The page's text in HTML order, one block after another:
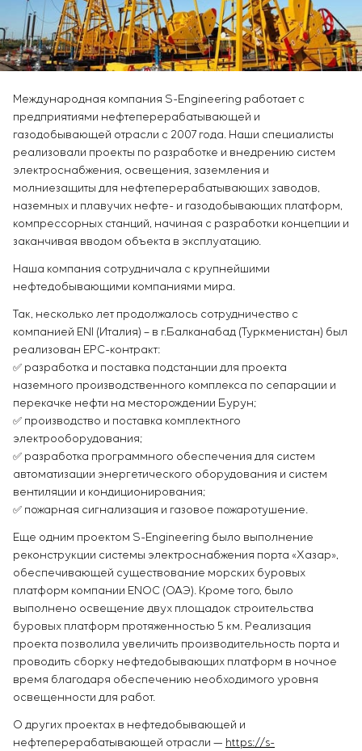
заказчика
Сервисное обслуживание
Управление проектами
Аутсорсинг
Консалтинговые услуги
Индивидуальная разработка и испытания
щитового оборудования
Разработка математических моделей объектов
управления
Разработка специальных алгоритмов
Разработка систем управления
Энергоаудит
Инфраструктура
Химическая промышленность
Цементная промышленность
Вакансии
Стажировка
Ветеранам
КОНТАКТЫ
Международная компания S-Engineering работает с
предприятиями нефтеперерабатывающей и
газодобывающей отрасли с 2007 года. Наши специалисты
реализовали проекты по разработке и внедрению систем
электроснабжения, освещения, заземления и
молниезащиты для нефтеперерабатывающих заводов,
наземных и плавучих нефте- и газодобывающих платформ,
компрессорных станций, начиная с разработки концепции и
заканчивая вводом объекта в эксплуатацию.
Наша компания сотрудничала с крупнейшими
нефтедобывающими компаниями мира.
Так, несколько лет продолжалось сотрудничество с
компанией ENI (Италия) – в г.Балканабад (Туркменистан) был
реализован EPC-контракт:
✅️ разработка и поставка подстанции для проекта
наземного производственного комплекса по сепарации и
перекачке нефти на месторождении Бурун;
✅️ производство и поставка комплектного
электрооборудования;
✅️ разработка программного обеспечения для систем
автоматизации энергетического оборудования и систем
вентиляции и кондиционирования;
✅️ пожарная сигнализация и газовое пожаротушение.
Еще одним проектом S-Engineering было выполнение
реконструкции системы электроснабжения порта «Хазар»,
обеспечивающей существование морских буровых
платформ компании ENOC (ОАЭ). Кроме того, было
выполнено освещение двух площадок строительства
буровых платформ протяженностью 5 км. Реализация
проекта позволила увеличить производительность порта и
проводить сборку нефтедобывающих платформ в ночное
время благодаря обеспечению необходимого уровня
освещенности для работ.
О других проектах в нефтедобывающей и
нефтеперерабатывающей отрасли — https://s-